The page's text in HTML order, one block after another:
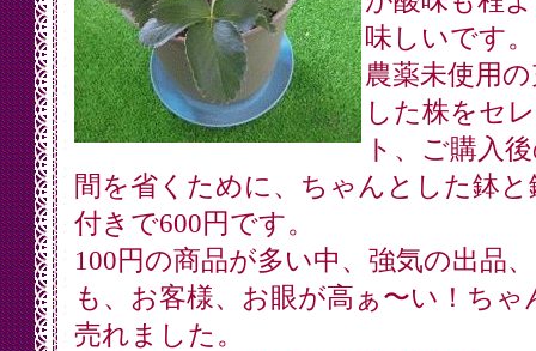
味しいです。
農薬未使用
した株をセ
ト、ご購入
間を省くために、ちゃんとした鉢と
付きで600円です。
100円の商品が多い中、強気の出品
も、お客様、お眼が高ぁ〜い！ちゃ
売れました。